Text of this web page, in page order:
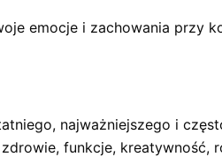
emocje i zachowania przy
najważniejszego i
funkcje, kreatywność,